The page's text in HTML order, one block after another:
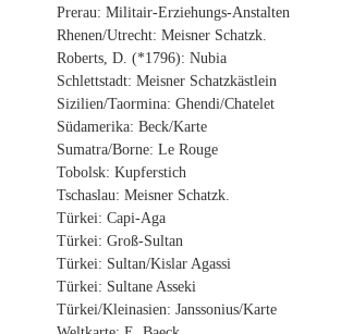
Prerau: Militair-Erziehungs-Anstalten
Rhenen/Utrecht: Meisner Schatzk.
Roberts, D. (*1796): Nubia
Schlettstadt: Meisner Schatzkästlein
Sizilien/Taormina: Ghendi/Chatelet
Südamerika: Beck/Karte
Sumatra/Borne: Le Rouge
Tobolsk: Kupferstich
Tschaslau: Meisner Schatzk.
Türkei: Capi-Aga
Türkei: Groß-Sultan
Türkei: Sultan/Kislar Agassi
Türkei: Sultane Asseki
Türkei/Kleinasien: Janssonius/Karte